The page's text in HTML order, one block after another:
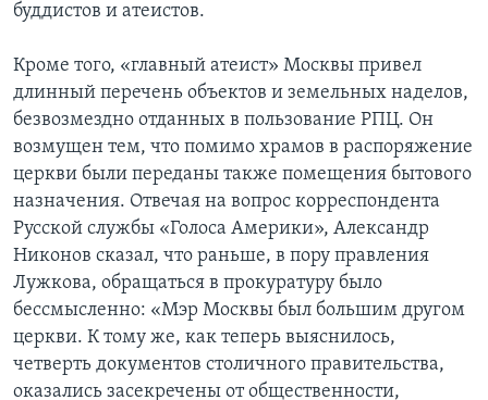
буддистов и атеистов.
Кроме того, «главный атеист» Москвы привел
длинный перечень объектов и земельных наделов,
безвозмездно отданных в пользование РПЦ. Он
возмущен тем, что помимо храмов в распоряжение
церкви были переданы также помещения бытового
назначения. Отвечая на вопрос корреспондента
Русской службы «Голоса Америки», Александр
Никонов сказал, что раньше, в пору правления
Лужкова, обращаться в прокуратуру было
бессмысленно: «Мэр Москвы был большим другом
церкви. К тому же, как теперь выяснилось,
четверть документов столичного правительства,
оказались засекречены от общественности,